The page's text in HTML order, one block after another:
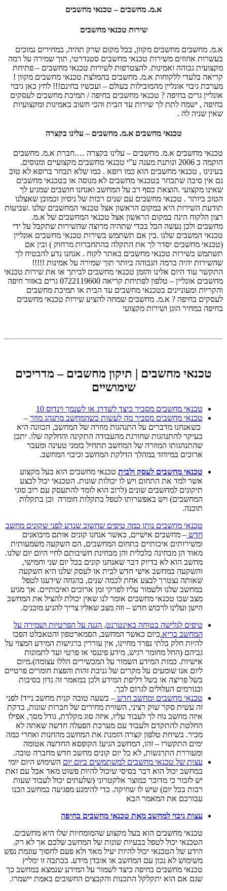
א.מ. מחשבים – טכנאי מחשבים
שירות טכנאי מחשבים
א.מ. מחשבים מחשבים מקוון, בכל מקום שרק תהיה, במחירים נמוכים
בעשרות אחוזים משירות טכנאי מחשבים סטנדרטי, תוך שמירה על רמה
מקצועית גבוהה ואמינות. להצטרפות לשירות טכנאי מחשבים – פתיחת
קריאה בלעדי ללקוחות א.מ. מחשבים בהמלצת טכנאי מחשבים מקוון !
מערכת גיבוי אונליין מהמובילות בעולם – ועכשיו בחינם!!! לחץ כאן גיבוי
אונליין גרים בחיפה ? טכנאי מחשבים בחיפה / תמיכת מחשבים לעסקים
בחיפה , ישמח לתת לך שירות עד הבית והכי חשוב באמינות ומקצועיות
שאין שניה לה .
טכנאי מחשבים א.מ. מחשבים – עלינו בקצרה
טכנאי מחשבים א.מ. מחשבים – עלינו בקצרה ….חברת א.מ. מחשבים
הוקמה ב 2006 ונותנת מענה ע”י טכנאי מחשבים מקצועיים ומנוסים.
בעינינו , טכנאי מחשבים הוא כמו רופא . כמו שלא תבחר ברופא לא טוב
גם אין סיבה שתבחר בטכנאי מחשבים לא מנוסה או בטכנאי מחשבים
שאינו מקצועי .הוצאת כסף רב על המחשב ואנחנו חושבים שמגיע לך
הטוב ביותר . טכנאי מחשבים עם שנים רבות של ניסיון וכמובן שאצלנו
תודעת השירות היא במקום הראשון אצל טכנאי המחשבים שלנו .שביעות
רצון הלקוח הינה במקום הראשון אצל טכנאי המחשבים של א.מ.
מחשבים ולכן נעשה הכל בכדי שתהיה מרוצה שהשירות שתקבל על ידי
טכנאי המשבים שלנו .בין אם תשתמש בשירות טכנאי מחשבים אונליין
(טכנאי מחשבים יסדר לך את התקלה בהתחברות מרחוק ) ובין אם
תשתמש בשירות טכנאי מחשבים באתר לקוח . אנחנו נדע להבטיח לך
שהשירות יהיה ברמה הגבוהה ביותר תוך שמירה על אמינות !!!!!
התקשר עוד היום אלינו והזמן טכנאי מחשבים לביתך או את שירות טכנאי
מחשבים אונליין – טלפון לפתיחת קריאה 0722119600 גרים באזור חיפה
והקריות ומעוניינים בטכנאי מחשבים עד הבית או תמיכת מחשבים
לעסקים בחיפה ? א.מ. מחשבים שמחה להציע שירות טכנאי מחשבים
בחיפה במחיר הוגן ושירות מקצועי
טכנאי מחשבים | תיקון מחשבים – מדריכים
שימושיים
טכנאי מחשבים מסביר כיצד לשדרג או לשנמך וינדוס 10
טכנאי מחשבים מסביר מה לעשות כשהמחשב מתנהג מוזר –
כשאנחנו מדברים על התנהגות מוזרה של המחשב, הכוונה היא
בעיקר להתנהגות שחורגת מהעבודה התקינה והחלקה שלו. יתכן
שהתנהגותו המוזרה של המחשב תתחיל בזמני טעינה ומעבר
ארוכים במיוחד במהלך הדלקת המחשב וכיבוי המחשב.
טכנאי מחשבים לעסק ולבית טכנאי מחשבים הוא בעל מקצוע
אשר למד את התחום ויש לו יכולות שונות. הטכנאי יכול לבצע
תיקונים למחשבים שונים (לרוב הוא לומד להתעסק עם רוב סוגי
המחשבים) ויש באפשרותו לטפל בתקלות חומרה וכן בתקלות
תוכנה.
טכנאי מחשבים נותן כמה טיפים שחשוב שנדע לפני שקונים מחשב
חדש – מחשבים אישיים, כאשר אנחנו קונים אותם מיבואנים
ומשירותים איכותיים בתחום המחשבים, הם השקעה משמעותית
מאוד הן מבחינה כלכלית והן מבחינת חשיבותם לחיי היום יום שלנו.
מחשב הוא לא בדיוק דבר שאנחנו קונים בכל יום שני וחמישי,
והשקעה במחשב אישי חדש לבית או לעסק שלנו היא השקעה
שאותה נצטרך לבצע אחת לכמה שנים, בהנחה שידענו לטפל
במחשב שלנו ולשמור עליו לפרקי זמן ארוכים ואיכותיים. אך מגיע
מצב שבו טכנאי מחשבים אומר לנו שאין יכולת להציל את המחשב
הישן ועלינו לרכוש חדש – וזה מצב שאליו צריך להגיע מוכנים.
טיפים לגלישה בטוחה באינטרנט, הגנה על הפרטיות ושמירה על
המחשב בריא.כיום כאשר המחשב, הסמארטפון והטאבלט הפכו
להיות חלק בלתי נפרד מחיינו, אין עוררין ברגישות המידע המצוי על
גביהם (החל מחומר רגיש, מידע פיננסי או פרטי ועד לתמונות
אישיות. כמות המידע השמור על המכשירים הללו עצומה).מיום
ליום אנו שומעים על מקרים של גניבת זהות והפצת חומרים פרטיים
בשל פריצה או בשל דליפת המידע ולכן במאמר זה נדון בסיבות
ובגורמים העלולים לגרום לכך.
טכנאי מחשבים ומחשב חדש – בשעה טובה קנית מחשב נייד! לפני
זה עשית סקר שוק רציני, השווית מחירים של חברות שונות, בדקת
איזה מחשב נוח לך לעבוד עליו, איזה סוג מקלדת, גודל מסך, אפילו
החלטת להתקדם ולעבוד עם מערכת הפעלה חדשה שאתה לא
מכיר. בשיחת טלפון קצרה הזמנת את המחשב מהחנות ואחרי כמה
ימים התקשרו – זהו, המחשב הגיע! הקופסא החדשה אטומה
ומעוררת התרגשות, לא כל יום קונים מחשב חדש מחברה טובה.
עצות של טכנאי מחשבים למשתמשים ביום יום השימוש היום יומי
במחשב יכול הוא דבר בסיסי שיכול להיות פשוט מאד אבל עם זאת
יש לזכור כי מדובר במוצר אלקטרוני (שלעתים יכול לעבוד שעות
רבות בכל יום) שיש לו שחיקה. כדי להימנע מפגיעה במחשב הכנו
עבורכם את המאמר הבא
עצות גיבוי למחשב מאת טכנאי מחשבים בחיפה
טכנאי מחשבים הוא בעל מקצוע שהמומחיות שלו היא מחשבים.
הטכנאי יכול לטפל בבעיות שונות של המחשב שלכם אך לא רק.
הידע של הטכנאי יכול להיות יעיל מאד ולא פעם לחסוך עוגמת נפש
משימוש לא נכון עם המחשב או אובדן מידע. בכתבה זו ימליץ
טכנאי מחשבים בחיפה כיצד לשמור על המידע שנמצא במחשב כך
שגם אם הוא יתקלקל התכנות והקבצים החשובים באמת יישמרו.